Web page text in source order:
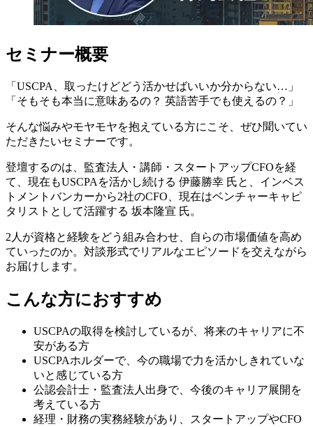
セミナー概要
「USCPA、取ったけどどう活かせばいいか分からない…」
「そもそも本当に意味あるの？ 英語苦手でも使えるの？」
そんな悩みやモヤモヤを抱えている方にこそ、ぜひ聞いてい
ただきたいセミナーです。
登壇するのは、監査法人・講師・スタートアップCFOを経
て、現在もUSCPAを活かし続ける 伊藤勝幸 氏と、インベス
トメントバンカーから2社のCFO、現在はベンチャーキャピ
タリストとして活躍する 坂本隆宣 氏。
2人が資格と経験をどう組み合わせ、自らの市場価値を高め
ていったのか。対談形式でリアルなエピソードを交えながら
お届けします。
こんな方におすすめ
USCPAの取得を検討しているが、将来のキャリアに不
安がある方
USCPAホルダーで、今の職場で力を活かしきれていな
いと感じている方
公認会計士・監査法人出身で、今後のキャリア展開を
考えている方
経理・財務の実務経験があり、スタートアップやCFO